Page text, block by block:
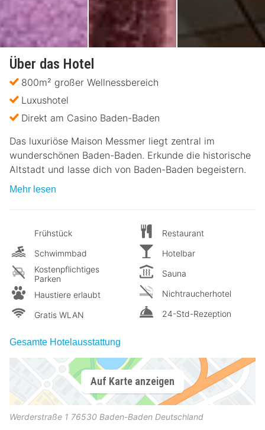
Über das Hotel
800m² großer Wellnessbereich
Luxushotel
Direkt am Casino Baden-Baden
Das luxuriöse Maison Messmer liegt zentral im
wunderschönen Baden-Baden. Erkunde die historische
Altstadt und lasse dich von Baden-Baden begeistern.
Mehr lesen
Frühstück
Schwimmbad
Kostenpflichtiges
Parken
Haustiere erlaubt
Gratis WLAN
Restaurant
Hotelbar
Sauna
Nichtraucherhotel
24-Std-Rezeption
Gesamte Hotelausstattung
Auf Karte anzeigen
Werderstraße 1 76530 Baden-Baden Deutschland